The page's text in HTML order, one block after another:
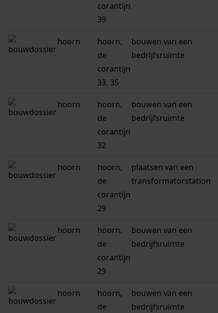
corantijn
39
hoorn
hoorn,
de
corantijn
33, 35
bouwen van een
bedrijfsruimte
hoorn
hoorn,
de
corantijn
32
bouwen van een
bedrijfsruimte
hoorn
hoorn,
de
corantijn
29
plaatsen van een
transformatorstation
hoorn
hoorn,
de
corantijn
29
bouwen van een
bedrijfsruimte
hoorn
hoorn,
de
bouwen van een
bedrijfsruimte